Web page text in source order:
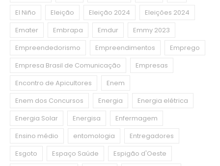
El Niño
Eleição Eleição 2024
Eleições 2024
Emater
Embrapa Emdur
Emmy 2023
Empreendedorismo
Empreendimentos
Emprego
Empresa Brasil de Comunicação
Empresas
Encontro de Apicultores
Enem
Enem dos Concursos
Energia
Energia elétrica
Energia Solar
Energisa
Enfermagem
Ensino médio
entomologia
Entregadores
Esgoto
Espaço Saúde
Espigão d'Oeste